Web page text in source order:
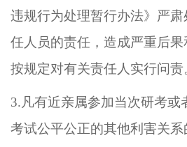
违规行为处理暂行办法》严
任人员的责任，造成严重后
按规定对有关责任人实行问责
3.凡有近亲属参加当次研考或
考试公平公正的其他利害关系